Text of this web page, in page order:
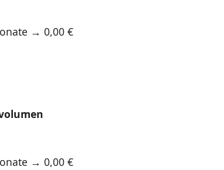
→ 0,00 €
→ 0,00 €